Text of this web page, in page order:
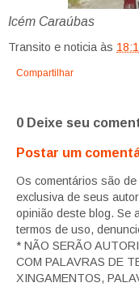
Icém Caraúbas
Transito e noticia às
Compartilhar
0 Deixe seu
Postar um
Os comentários são
exclusiva de seus
opinião deste blog. Se
termos de uso,
* NÃO SERÃO
COM PALAVRAS DE
XINGAMENTOS,